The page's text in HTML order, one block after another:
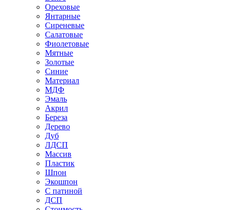
Ореховые
Янтарные
Сиреневые
Салатовые
Фиолетовые
Мятные
Золотые
Синие
Материал
МДФ
Эмаль
Акрил
Береза
Дерево
Дуб
ЛДСП
Массив
Пластик
Шпон
Экошпон
С патиной
ДСП